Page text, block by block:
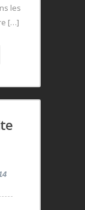
les
[…]